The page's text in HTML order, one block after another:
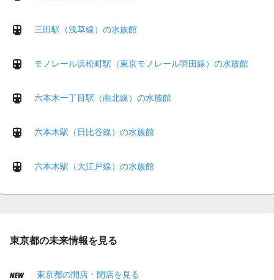
三田駅（浅草線）の水族館
モノレール浜松町駅（東京モノレール羽田線）の水族館
六本木一丁目駅（南北線）の水族館
六本木駅（日比谷線）の水族館
六本木駅（大江戸線）の水族館
東京都の未来情報を見る
東京都の開店・閉店を見る